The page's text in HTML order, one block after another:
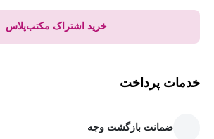
خرید اشتراک مکتب‌پلاس
خدمات پرداخت
ضمانت بازگشت وجه